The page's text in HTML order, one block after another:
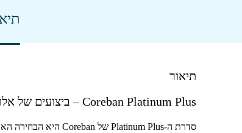
תיאור
Coreban Platinum Plus– ביצועים של
סדרת ה-Platinum Plus של Coreban היא הבחירה